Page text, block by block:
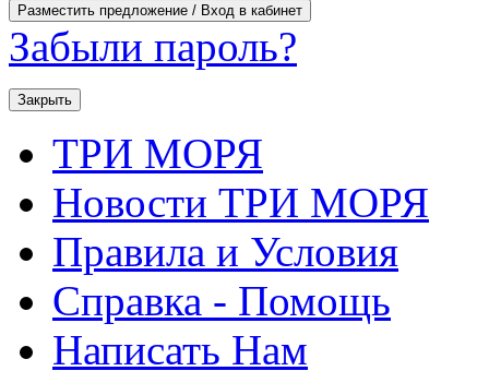
Забыли пароль?
Закрыть
ТРИ МОРЯ
Новости ТРИ МОРЯ
Правила и Условия
Справка - Помощь
Написать Нам